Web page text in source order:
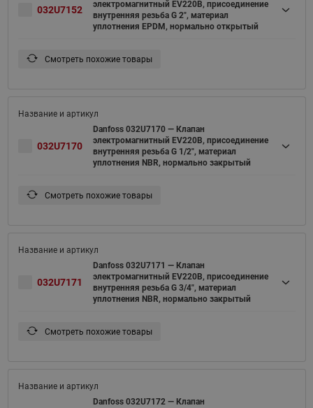
032U7152
электромагнитный EV220B, присоединение
внутренняя резьба G 2", материал
уплотнения EPDM, нормально открытый
Смотреть похожие товары
032U7170
Danfoss 032U7170 — Клапан
электромагнитный EV220B, присоединение
внутренняя резьба G 1/2", материал
уплотнения NBR, нормально закрытый
Смотреть похожие товары
032U7171
Danfoss 032U7171 — Клапан
электромагнитный EV220B, присоединение
внутренняя резьба G 3/4", материал
уплотнения NBR, нормально закрытый
Смотреть похожие товары
Danfoss 032U7172 — Клапан